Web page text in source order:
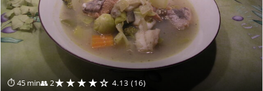
⏱ 45 min👥 2★★★★☆ 4.13 (16)